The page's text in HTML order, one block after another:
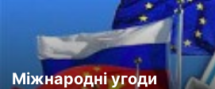
Міжнародні угоди